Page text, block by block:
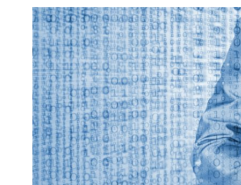
SERVICII
Sectorul Rîșcani
Căutați pe Internet